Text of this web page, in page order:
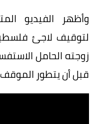
وأظهر الفيديو
لتوقيف لاجئ
زوجته الحامل
قبل أن يتطور